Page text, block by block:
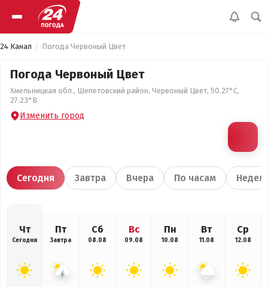
24 Канал Погода Червоный Цвет
Погода Червоный Цвет
Хмельницкая обл., Шепетовский район, Червоный Цвет, 50.27°С,
27.23°В
Изменить город
Сегодня Завтра Вчера По часам
Чт
Сегодня
Пт
Завтра
Сб
08.08
Вс
09.08
Пн
10.08
Вт
11.08
Ср
12.08